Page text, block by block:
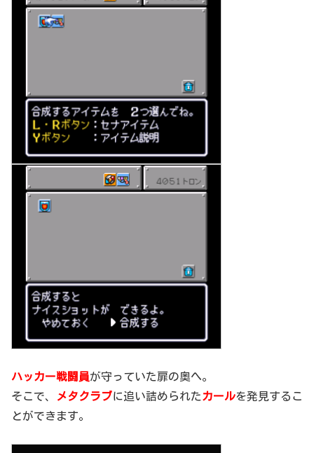
ハッカー戦闘員が守っていた扉の奥へ。
そこで、
メタクラブに追い詰められたカールを発見するこ
とができます。